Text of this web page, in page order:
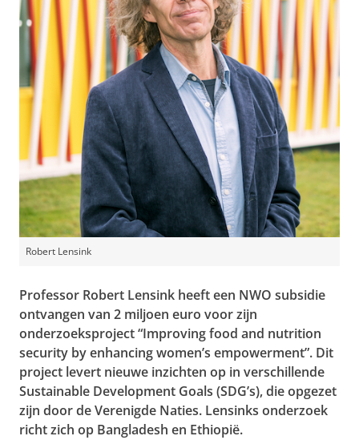
Robert Lensink
Professor Robert Lensink heeft een NWO subsidie
ontvangen van 2 miljoen euro voor zijn
onderzoeksproject “Improving food and nutrition
security by enhancing women’s empowerment”. Dit
project levert nieuwe inzichten op in verschillende
Sustainable Development Goals (SDG’s), die opgezet
zijn door de Verenigde Naties. Lensinks onderzoek
richt zich op Bangladesh en Ethiopië.